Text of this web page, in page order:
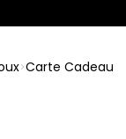
Carte Cadeau